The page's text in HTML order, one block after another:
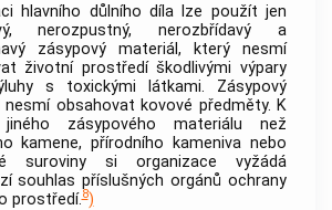
hlavního důlního díla lze použít jen
nerozpustný, nerozbřídavý a
zásypový materiál, který nesmí
životní prostředí škodlivými výpary
s toxickými látkami. Zásypový
nesmí obsahovat kovové předměty. K
zásypového materiálu než
kamene, přírodního kameniva nebo
suroviny si organizace vyžádá
souhlas příslušných orgánů ochrany
prostředí.8)